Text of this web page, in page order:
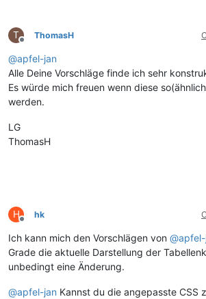
T
Offline
ThomasH
@apfel-jan
Alle Deine Vorschläge finde ich sehr
Es würde mich freuen wenn diese
werden.
LG
ThomasH
H
Offline
hk
Ich kann mich den Vorschlägen von @
Grade die aktuelle Darstellung der
unbedingt eine Änderung.
@apfel-jan Kannst du die angepasste CSS